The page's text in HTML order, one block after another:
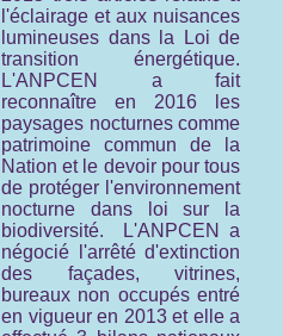
l'éclairage et aux nuisances
lumineuses dans la Loi de
transition énergétique.
L'ANPCEN a fait
reconnaître en 2016 les
paysages nocturnes comme
patrimoine commun de la
Nation et le devoir pour tous
de protéger l'environnement
nocturne dans loi sur la
biodiversité.
L'ANPCEN a
négocié l'arrêté d'extinction
des façades, vitrines,
bureaux non occupés entré
en vigueur en 2013 et elle a